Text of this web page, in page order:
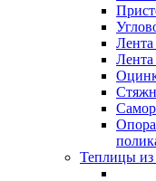
Теплицы из